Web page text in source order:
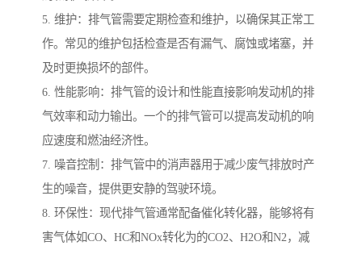
5. 维护：排气管需要定期检查和维护，以确保其正常工
作。常见的维护包括检查是否有漏气、腐蚀或堵塞，并
及时更换损坏的部件。
6. 性能影响：排气管的设计和性能直接影响发动机的排
气效率和动力输出。一个的排气管可以提高发动机的响
应速度和燃油经济性。
7. 噪音控制：排气管中的消声器用于减少废气排放时产
生的噪音，提供更安静的驾驶环境。
8. 环保性：现代排气管通常配备催化转化器，能够将有
害气体如CO、HC和NOx转化为的CO2、H2O和N2，减